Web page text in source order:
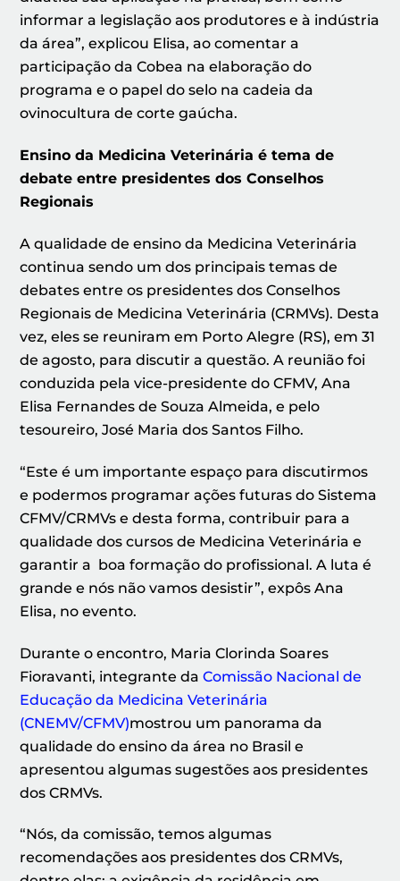
informar a legislação aos produtores e à indústria
da área”, explicou Elisa, ao comentar a
participação da Cobea na elaboração do
programa e o papel do selo na cadeia da
ovinocultura de corte gaúcha.
Ensino da Medicina Veterinária é tema de
debate entre presidentes dos Conselhos
Regionais
A qualidade de ensino da Medicina Veterinária
continua sendo um dos principais temas de
debates entre os presidentes dos Conselhos
Regionais de Medicina Veterinária (CRMVs). Desta
vez, eles se reuniram em Porto Alegre (RS), em 31
de agosto, para discutir a questão. A reunião foi
conduzida pela vice-presidente do CFMV, Ana
Elisa Fernandes de Souza Almeida, e pelo
tesoureiro, José Maria dos Santos Filho.
“Este é um importante espaço para discutirmos
e podermos programar ações futuras do Sistema
CFMV/CRMVs e desta forma, contribuir para a
qualidade dos cursos de Medicina Veterinária e
garantir a boa formação do profissional. A luta é
grande e nós não vamos desistir”, expôs Ana
Elisa, no evento.
Durante o encontro, Maria Clorinda Soares
Fioravanti, integrante daComissão Nacional de
Educação da Medicina Veterinária
(CNEMV/CFMV)mostrou um panorama da
qualidade do ensino da área no Brasil e
apresentou algumas sugestões aos presidentes
dos CRMVs.
“Nós, da comissão, temos algumas
recomendações aos presidentes dos CRMVs,